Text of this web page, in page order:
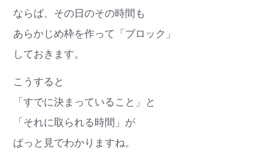
ならば、その日のその時間も
あらかじめ枠を作って「ブロック」
しておきます。
こうすると
「すでに決まっていること」と
「それに取られる時間」が
ぱっと見でわかりますね。